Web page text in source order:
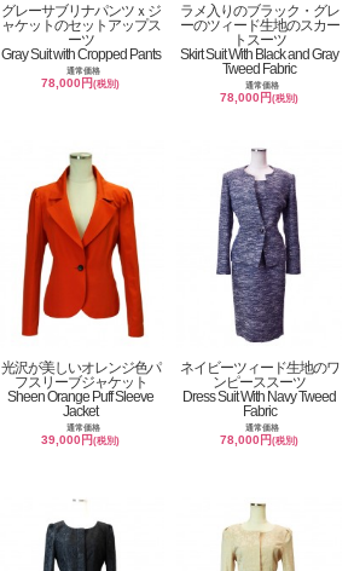
グレーサブリナパンツｘジ
ャケットのセットアップス
ーツ
Gray Suit with Cropped Pants
通常価格
78,000円(税別)
ラメ入りのブラック・グレ
ーのツィード生地のスカー
トスーツ
Skirt Suit With Black and Gray
Tweed Fabric
通常価格
78,000円(税別)
光沢が美しいオレンジ色パ
フスリーブジャケット
Sheen Orange Puff Sleeve
Jacket
通常価格
39,000円(税別)
ネイビーツィード生地のワ
ンピーススーツ
Dress Suit With Navy Tweed
Fabric
通常価格
78,000円(税別)